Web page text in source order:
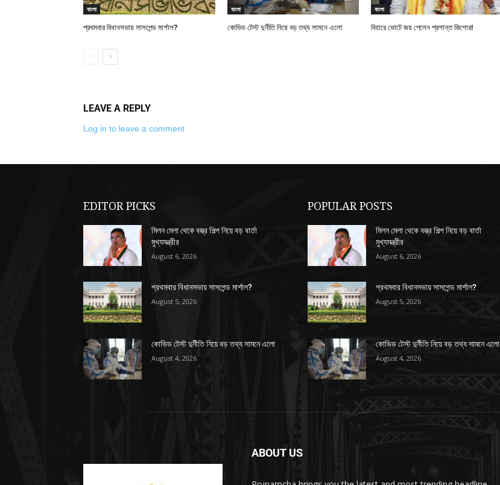
বাংলা
প্রথমবার বিধানসভায় সাসপেন্ড মার্শাল?
বাংলা
কোভিড টেস্ট দুর্নীতি নিয়ে বড় তথ্য সামনে এলো
বাংলা
বিহারে ভোটে জয় পেলেন প্রশান্ত কিশোর!
LEAVE A REPLY
Log in to leave a comment
EDITOR PICKS
মিলন মেলা থেকে বস্ত্র শিল্প নিয়ে বড় বার্তা
মুখ্যমন্ত্রীর
August 6, 2026
প্রথমবার বিধানসভায় সাসপেন্ড মার্শাল?
August 5, 2026
কোভিড টেস্ট দুর্নীতি নিয়ে বড় তথ্য সামনে এলো
August 4, 2026
POPULAR POSTS
মিলন মেলা থেকে বস্ত্র শিল্প নিয়ে বড় বার্তা
মুখ্যমন্ত্রীর
August 6, 2026
প্রথমবার বিধানসভায় সাসপেন্ড মার্শাল?
August 5, 2026
কোভিড টেস্ট দুর্নীতি নিয়ে বড় তথ্য সামনে এলো
August 4, 2026
ABOUT US